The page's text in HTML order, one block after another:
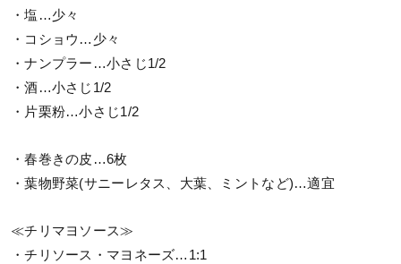
・塩…少々
・コショウ…少々
・ナンプラー…小さじ1/2
・酒…小さじ1/2
・片栗粉…小さじ1/2
・春巻きの皮…6枚
・葉物野菜(サニーレタス、大葉、ミントなど)…適宜
≪チリマヨソース≫
・チリソース・マヨネーズ…1:1